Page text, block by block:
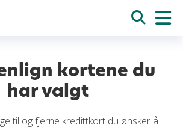
kortene du
har valgt
til og fjerne kredittkort du ønsker å